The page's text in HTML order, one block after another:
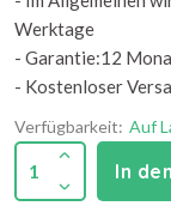
Werktage
- Garantie:12
- Kostenloser
Verfügbarkeit: Auf
1 In